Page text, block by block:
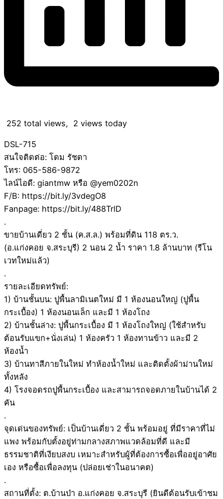
252 total views, 2 views today
DSL-715
สนใจติดต่อ: โดม รัชดา
โทร: 065-586-9872
ไลน์ไอดี: giantmw หรือ @yem0202n
F/B: https://bit.ly/3vdegO8
Fanpage: https://bit.ly/488TrlD
.
ขายบ้านเดี่ยว 2 ชั้น (ค.ส.ล.) พร้อมที่ดิน 118 ตร.ว.
(อ.แก่งคอย จ.สระบุรี) 2 นอน 2 น้ำ ราคา 1.8 ล้านบาท (รีโน
เวทใหม่แล้ว)
.
รายละเอียดทรัพย์:
1) บ้านชั้นบน: ปูพื้นลามิเนตใหม่ มี 1 ห้องนอนใหญ่ (ปูพื้น
กระเบื้อง) 1 ห้องนอนเล็ก และมี 1 ห้องโถง
2) บ้านชั้นล่าง: ปูพื้นกระเบื้อง มี 1 ห้องโถงใหญ่ (ใช้สำหรับ
ต้อนรับแขก+นั่งเล่น) 1 ห้องครัว 1 ห้องทานข้าว และมี 2
ห้องน้ำ
3) บ้านทาสีภายในใหม่ ทำห้องน้ำใหม่ และติดตั้งผ้าม่านใหม่
ทั้งหลัง
4) โรงจอดรถปูพื้นกระเบื้อง และสามารถจอดภายในบ้านได้ 2
คัน
.
จุดเด่นของทรัพย์: เป็นบ้านเดี่ยว 2 ชั้น พร้อมอยู่ ที่มีราคาที่ไม่
แพง พร้อมกับตั้งอยู่ท่ามกลางสภาพแวดล้อมที่ดี และมี
ธรรมชาติที่เงียบสงบ เหมาะสำหรับผู้ที่ต้องการซื้อเพื่ออยู่อาศัย
เอง หรือซื้อเพื่อลงทุน (ปล่อยเช่าในอนาคต)
.
สถานที่ตั้ง: ต.บ้านป่า อ.แก่งคอย จ.สระบุรี (ยินดีต้อนรับเข้าชม